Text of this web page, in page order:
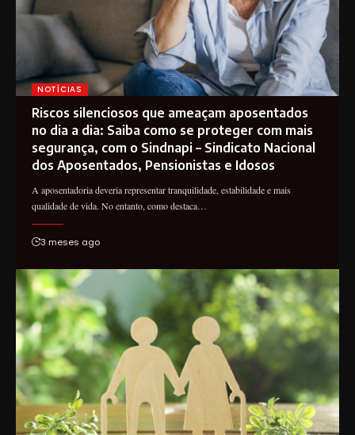
NOTÍCIAS
Riscos silenciosos que ameaçam aposentados
no dia a dia: Saiba como se proteger com mais
segurança, com o Sindnapi – Sindicato Nacional
dos Aposentados, Pensionistas e Idosos
A aposentadoria deveria representar tranquilidade, estabilidade e mais
qualidade de vida. No entanto, como destaca…
3 meses ago